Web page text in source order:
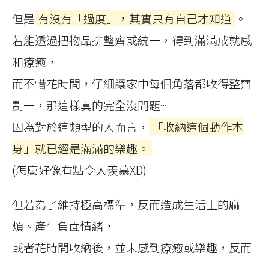
但是 有沒有「過度」，其實只有自己才知道 。
若能透過把物品排整齊或統一，得到滿滿成就感
和療癒，
而不惜花時間，仔細讓家中每個角落都收得整齊
劃一，那這樣真的完全沒問題~
因為對於這類型的人而言，
「收納這個動作本
身」就已經是滿滿的樂趣。
(怎麼好像有點令人羨慕XD)
但若為了維持極高標準，反而造成生活上的麻
煩、產生負面情緒，
或者花時間收納後，並未感到療癒或樂趣，反而